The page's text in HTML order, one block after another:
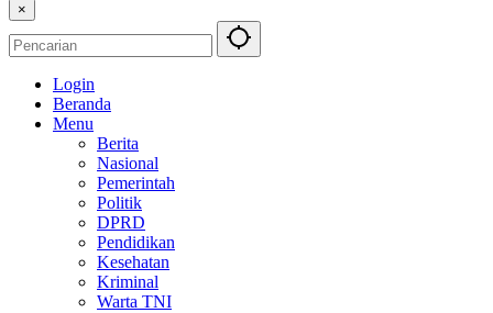
×
Login
Beranda
Menu
Berita
Nasional
Pemerintah
Politik
DPRD
Pendidikan
Kesehatan
Kriminal
Warta TNI